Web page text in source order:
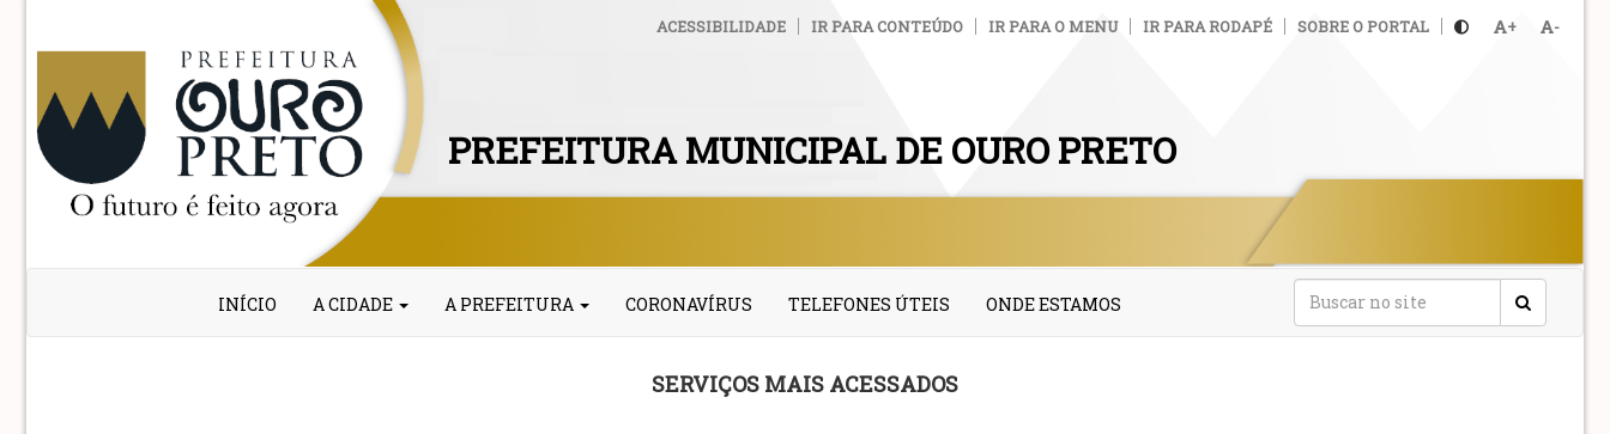
ACESSIBILIDADE IR PARA CONTEÚDO IR PARA O MENU IR PARA RODAPÉ SOBRE O PORTAL + -
PREFEITURA MUNICIPAL DE OURO PRETO
INÍCIO A CIDADE A PREFEITURA CORONAVÍRUS TELEFONES ÚTEIS ONDE ESTAMOS
SERVIÇOS MAIS ACESSADOS